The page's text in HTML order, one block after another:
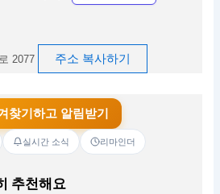
2077 주소 복사하기
찾기하고 알림받기
실시간 소식 리마인더
추천해요